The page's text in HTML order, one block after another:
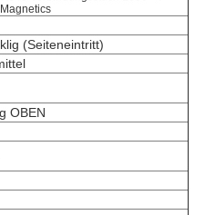
(Seiteneintritt)
OBEN